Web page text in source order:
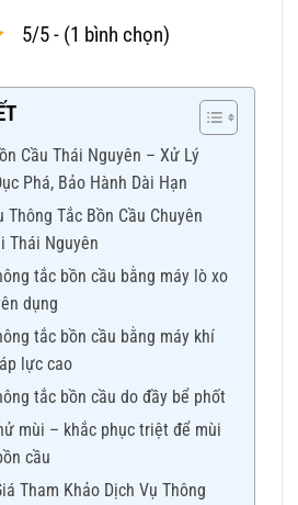
5/5 - (1 bình chọn)
Cầu Thái Nguyên – Xử Lý
Phá, Bảo Hành Dài Hạn
Thông Tắc Bồn Cầu Chuyên
Thái Nguyên
tắc bồn cầu bằng máy lò xo
dụng
tắc bồn cầu bằng máy khí
lực cao
tắc bồn cầu do đầy bể phốt
mùi – khắc phục triệt để mùi
cầu
Tham Khảo Dịch Vụ Thông